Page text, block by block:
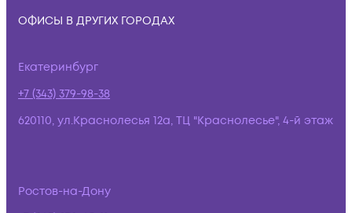
ОФИСЫ В ДРУГИХ ГОРОДАХ
Екатеринбург
+7 (343) 379-98-38
620110, ул.Краснолесья 12а, ТЦ "Краснолесье", 4-й этаж
Ростов-на-Дону